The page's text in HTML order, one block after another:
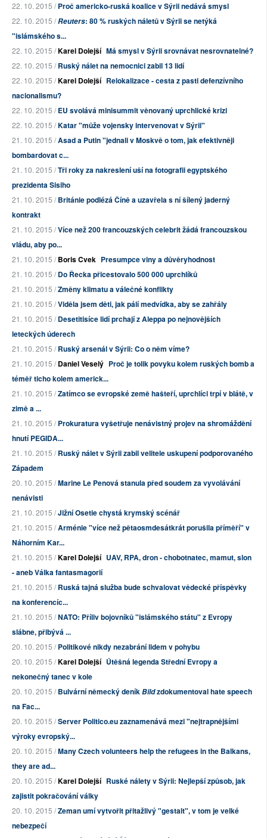
22. 10. 2015 /Proč americko-ruská koalice v Sýrii nedává smysl
22. 10. 2015 /Reuters: 80 % ruských náletů v Sýrii se netýká
"islámského s...
22. 10. 2015 /Karel Dolejší Má smysl v Sýrii srovnávat nesrovnatelné?
22. 10. 2015 /Ruský nálet na nemocnici zabil 13 lidí
22. 10. 2015 /Karel Dolejší Relokalizace - cesta z pasti defenzívního
nacionalismu?
22. 10. 2015 /EU svolává minisummit věnovaný uprchlické krizi
22. 10. 2015 /Katar "může vojensky intervenovat v Sýrii"
21. 10. 2015 /Asad a Putin "jednali v Moskvě o tom, jak efektivněji
bombardovat c...
21. 10. 2015 /Tři roky za nakreslení uší na fotografii egyptského
prezidenta Sisiho
21. 10. 2015 /Británie podlézá Číně a uzavřela s ní šílený jaderný
kontrakt
21. 10. 2015 /Více než 200 francouzských celebrit žádá francouzskou
vládu, aby po...
21. 10. 2015 /Boris Cvek Presumpce viny a důvěryhodnost
21. 10. 2015 /Do Řecka přicestovalo 500 000 uprchlíků
21. 10. 2015 /Změny klimatu a válečné konflikty
21. 10. 2015 /Viděla jsem děti, jak pálí medvídka, aby se zahřály
21. 10. 2015 /Desetitisíce lidí prchají z Aleppa po nejnovějších
leteckých úderech
21. 10. 2015 /Ruský arsenál v Sýrii: Co o něm víme?
21. 10. 2015 /Daniel Veselý Proč je tolik povyku kolem ruských bomb a
téměř ticho kolem americk...
21. 10. 2015 /Zatímco se evropské země hašteří, uprchlíci trpí v blátě, v
zimě a ...
21. 10. 2015 /Prokuratura vyšetřuje nenávistný projev na shromáždění
hnutí PEGIDA...
21. 10. 2015 /Ruský nálet v Sýrii zabil velitele uskupení podporovaného
Západem
20. 10. 2015 /Marine Le Penová stanula před soudem za vyvolávání
nenávisti
21. 10. 2015 /Jižní Osetie chystá krymský scénář
21. 10. 2015 /Arménie "více než pětaosmdesátkrát porušila příměří" v
Náhorním Kar...
21. 10. 2015 /Karel Dolejší UAV, RPA, dron - chobotnatec, mamut, slon
- aneb Válka fantasmagorií
21. 10. 2015 /Ruská tajná služba bude schvalovat vědecké příspěvky
na konferencíc...
21. 10. 2015 /NATO: Příliv bojovníků "islámského státu" z Evropy
slábne, přibývá ...
20. 10. 2015 /Politikové nikdy nezabrání lidem v pohybu
20. 10. 2015 /Karel Dolejší Útěšná legenda Střední Evropy a
nekonečný tanec v kole
20. 10. 2015 /Bulvární německý deníkBildzdokumentoval hate speech
na Fac...
20. 10. 2015 /Server Politico.eu zaznamenává mezi "nejtrapnějšími
výroky evropský...
20. 10. 2015 /Many Czech volunteers help the refugees in the Balkans,
they are ad...
20. 10. 2015 /Karel Dolejší Ruské nálety v Sýrii: Nejlepší způsob, jak
zajistit pokračování války
20. 10. 2015 /Zeman umí vytvořit přitažlivý "gestalt", v tom je velké
nebezpečí